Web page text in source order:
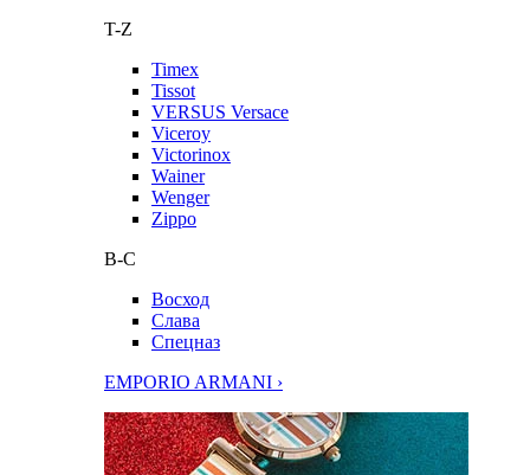
T-Z
Timex
Tissot
VERSUS Versace
Viceroy
Victorinox
Wainer
Wenger
Zippo
В-С
Восход
Слава
Спецназ
EMPORIO ARMANI ›